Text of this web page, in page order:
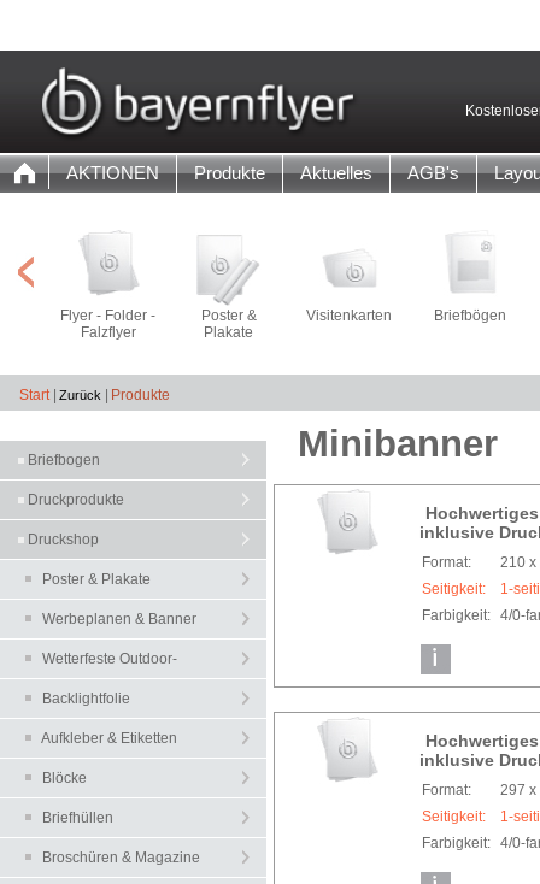
AKTIONEN Produkte Aktuelles AGB's
Flyer - Folder -
Falzflyer
Poster &
Plakate
Visitenkarten Briefbögen
Start| Produkte
Briefbogen
Druckprodukte
Druckshop
Poster & Plakate
Werbeplanen & Banner
Wetterfeste Outdoor-
PlakateBacklightfolie
Leuchtkastenfolien
Aufkleber & Etiketten
Blöcke
Briefhüllen
Broschüren & Magazine
Minibanner
inklusive
Format:
210 x
Seitigkeit:
1-
Farbigkeit: 4/0-
inklusive
Format:
297 x
Seitigkeit:
1-
Farbigkeit: 4/0-